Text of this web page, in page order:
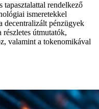
tapasztalattal rendelkező
ismeretekkel
decentralizált pénzügyek
útmutatók,
valamint a tokenomikával